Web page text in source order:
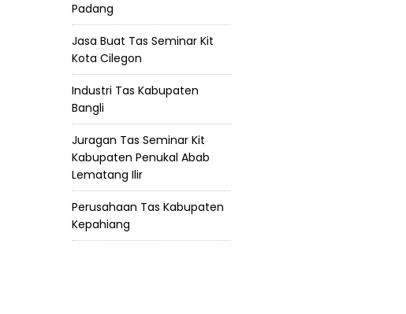
Padang
Jasa Buat Tas Seminar Kit
Kota Cilegon
Industri Tas Kabupaten
Bangli
Juragan Tas Seminar Kit
Kabupaten Penukal Abab
Lematang Ilir
Perusahaan Tas Kabupaten
Kepahiang